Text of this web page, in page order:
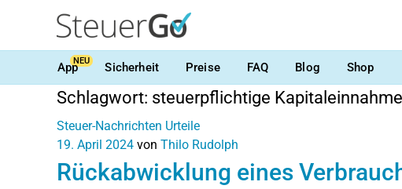
AppNEU Sicherheit Preise FAQ Blog Shop
Schlagwort: steuerpflichtige
Steuer-Nachrichten Urteile
19. April 2024 von Thilo Rudolph
Rückabwicklung eines